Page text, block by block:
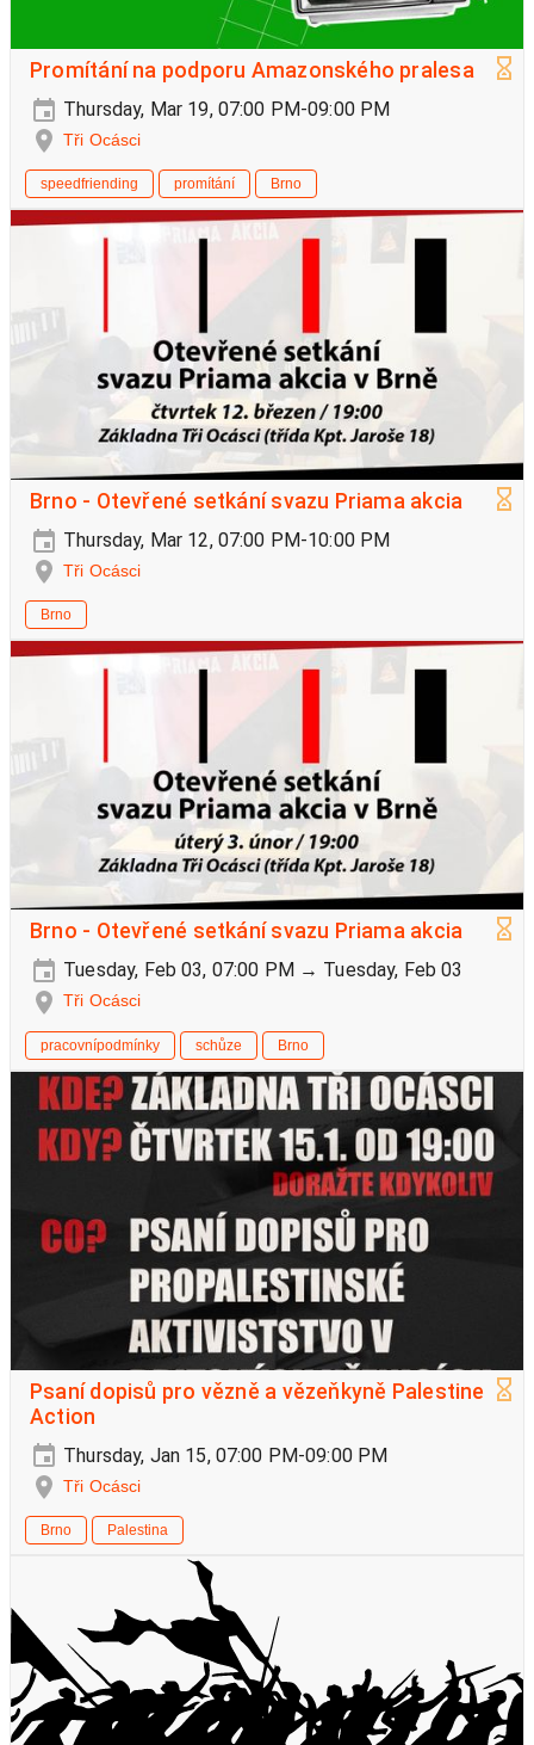
Promítání na podporu Amazonského pralesa
Thursday, Mar 19, 07:00 PM-09:00 PM
Tři Ocásci
speedfriending promítání Brno
Brno - Otevřené setkání svazu Priama akcia
Thursday, Mar 12, 07:00 PM-10:00 PM
Tři Ocásci
Brno
Brno - Otevřené setkání svazu Priama akcia
Tuesday, Feb 03, 07:00 PM → Tuesday, Feb 03
Tři Ocásci
pracovnípodmínky schůze Brno
Psaní dopisů pro vězně a vězeňkyně Palestine
Action
Thursday, Jan 15, 07:00 PM-09:00 PM
Tři Ocásci
Brno Palestina